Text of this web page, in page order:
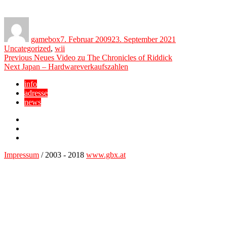
gamebox7. Februar 200923. September 2021
Uncategorized, wii
Beitragsnavigation
Previous Previous
post:
Neues Video zu The Chronicles of Riddick
Next Next
Japan – Hardwareverkaufszahlen
info
adresse
news
Impressum / 2003 - 2018 www.gbx.at